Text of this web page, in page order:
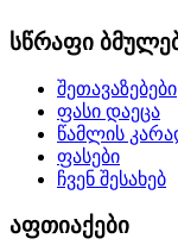
სწრაფი
შეთავაზებები
ფასი დაეცა
წამლის
ფასები
ჩვენ შესახებ
აფთიაქები